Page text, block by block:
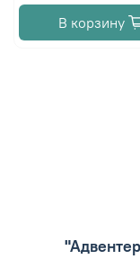
В корзину